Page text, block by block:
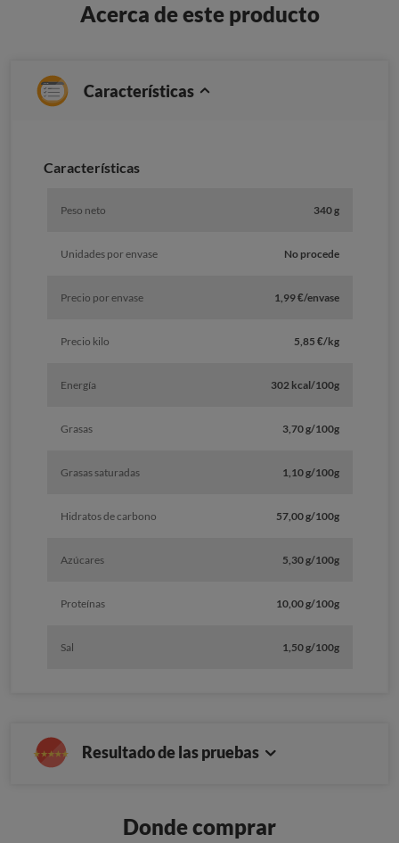
Acerca de este producto
Características
Características
Peso neto 340 g
Unidades por envase No procede
Precio por envase 1,99 €/envase
Precio kilo 5,85 €/kg
Energía 302 kcal/100g
Grasas 3,70 g/100g
Grasas saturadas 1,10 g/100g
Hidratos de carbono 57,00 g/100g
Azúcares 5,30 g/100g
Proteínas 10,00 g/100g
Sal 1,50 g/100g
Resultado de las pruebas
Donde comprar